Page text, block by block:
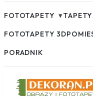
FOTOTAPETY ▾TAPETY
FOTOTAPETY 3D
PORADNIK